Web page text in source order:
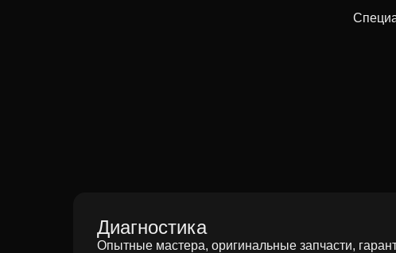
Диагностика
Опытные мастера, оригинальные запчасти,